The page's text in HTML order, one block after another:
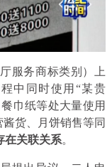
服务商标类别）上
程中同时使用“某贵
巾纸等处大量使用
货、月饼销售等同
在关联关系。